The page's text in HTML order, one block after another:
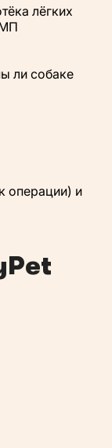
лёгких
ли собаке
операции) и